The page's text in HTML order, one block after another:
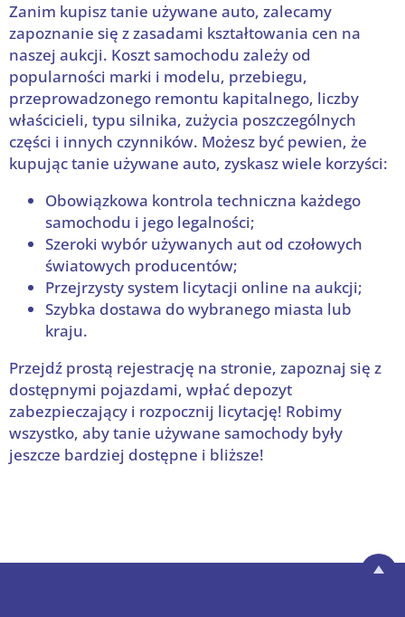
Zanim kupisz tanie używane auto, zalecamy
zapoznanie się z zasadami kształtowania cen na
naszej aukcji. Koszt samochodu zależy od
popularności marki i modelu, przebiegu,
przeprowadzonego remontu kapitalnego, liczby
właścicieli, typu silnika, zużycia poszczególnych
części i innych czynników. Możesz być pewien, że
kupując tanie używane auto, zyskasz wiele korzyści:
Obowiązkowa kontrola techniczna każdego
samochodu i jego legalności;
Szeroki wybór używanych aut od czołowych
światowych producentów;
Przejrzysty system licytacji online na aukcji;
Szybka dostawa do wybranego miasta lub
kraju.
Przejdź prostą rejestrację na stronie, zapoznaj się z
dostępnymi pojazdami, wpłać depozyt
zabezpieczający i rozpocznij licytację! Robimy
wszystko, aby tanie używane samochody były
jeszcze bardziej dostępne i bliższe!